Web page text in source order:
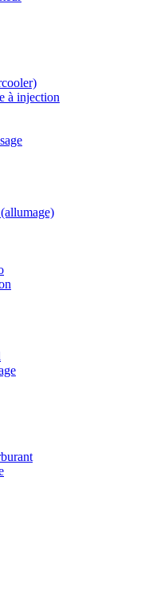
à injection